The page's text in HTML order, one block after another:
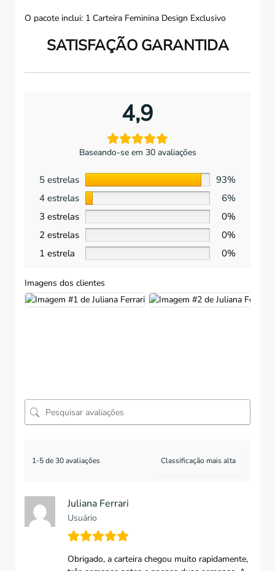
O pacote inclui: 1 Carteira Feminina Design Exclusivo
SATISFAÇÃO GARANTIDA
4,9
Baseando-se em 30 avaliações
5 estrelas
93%
4 estrelas
6%
3 estrelas
0%
2 estrelas
0%
1 estrela
0%
Imagens dos clientes
1-5 de 30 avaliações
Juliana Ferrari
Usuário
Obrigado, a carteira chegou muito rapidamente,